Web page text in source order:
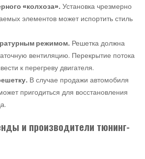
«колхоза». Установка чрезмерно
элементов может испортить стиль
режимом. Решетка должна
вентиляцию. Перекрытие потока
к перегреву двигателя.
В случае продажи автомобиля
пригодиться для восстановления
и производители тюнинг-